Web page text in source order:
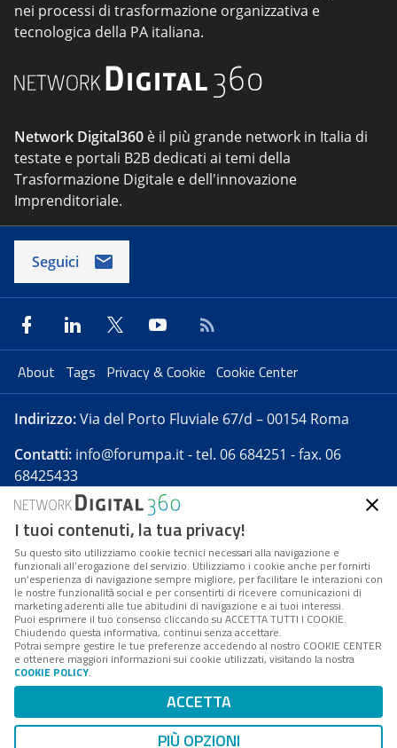
nei processi di trasformazione organizzativa e
tecnologica della PA italiana.
Network Digital360 è il più grande network in Italia di
testate e portali B2B dedicati ai temi della
Trasformazione Digitale e dell'innovazione
Imprenditoriale.
Seguici
About Tags Privacy & Cookie Cookie Center
Indirizzo:Via del Porto Fluviale 67/d – 00154 Roma
Contatti: info@forumpa.it- tel. 06 684251 - fax. 06
68425433
Forumpa.itè una pubblicazione telematica iscritta
presso Registro della stampa del Tribunale di Roma -
Reg. n. 182 del 2 maggio 2008 - Direttore resp. Michela
Stentella
FPA s.r.l. è società soggetta a Direzione e
Coordinamento da parte di Digital360 S.p.A. - FPA s.r.l.
è un'azienda certificata per il sistema di management
Codice Fiscale/Partita IVA n. 10693191008 - R.E.A. Roma
n. 1249791. ISP AWS
Mappa del sito
I tuoi contenuti, la tua privacy!
Su questo sito utilizziamo cookie tecnici necessari alla navigazione e
funzionali all’erogazione del servizio. Utilizziamo i cookie anche per fornirti
un’esperienza di navigazione sempre migliore, per facilitare le interazioni con
le nostre funzionalità social e per consentirti di ricevere comunicazioni di
marketing aderenti alle tue abitudini di navigazione e ai tuoi interessi.
Puoi esprimere il tuo consenso cliccando su ACCETTA TUTTI I COOKIE.
Chiudendo questa informativa, continui senza accettare.
Potrai sempre gestire le tue preferenze accedendo al nostro COOKIE CENTER
e ottenere maggiori informazioni sui cookie utilizzati, visitando la nostra
COOKIE POLICY.
ACCETTA
PIÙ OPZIONI